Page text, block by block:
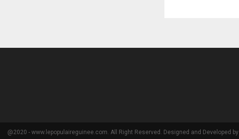
@2020 - www.lepopulaireguinee.com. All Right Reserved. Designed and Developed by